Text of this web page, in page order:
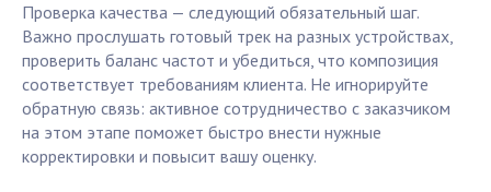
Проверка качества — следующий обязательный шаг.
Важно прослушать готовый трек на разных устройствах,
проверить баланс частот и убедиться, что композиция
соответствует требованиям клиента. Не игнорируйте
обратную связь: активное сотрудничество с заказчиком
на этом этапе поможет быстро внести нужные
корректировки и повысит вашу оценку.